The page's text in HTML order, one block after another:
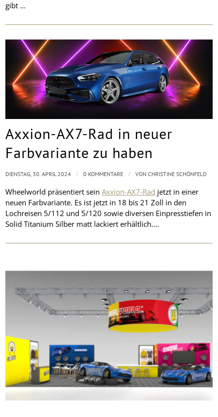
gibt …
Axxion-AX7-Rad in neuer
Farbvariante zu haben
Wheelworld präsentiert seinAxxion-AX7-Rad jetzt in einer
neuen Farbvariante. Es ist jetzt in 18 bis 21 Zoll in den
Lochreisen 5/112 und 5/120 sowie diversen Einpresstiefen in
Solid Titanium Silber matt lackiert erhältlich.…
DIENSTAG, 30. APRIL 2024 / 0 KOMMENTARE / VONCHRISTINE SCHÖNFELD